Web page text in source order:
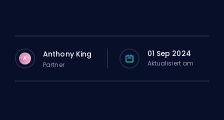
A Anthony King
Partner
01 Sep 2024
Aktualisiert am